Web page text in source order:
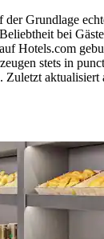
Grundlage
bei
Hotels.com
stets in
Zuletzt aktualisiert